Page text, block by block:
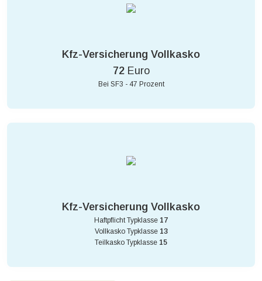
Kfz-Versicherung Vollkasko
72Euro
Bei SF3 - 47 Prozent
Kfz-Versicherung Vollkasko
Haftpflicht Typklasse 17
Vollkasko Typklasse 13
Teilkasko Typklasse 15